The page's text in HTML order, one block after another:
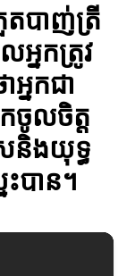
តបាញ់ត្រី
នកត្រូវ
នកជា
កចូលចិត្ត
និងយុទ្ធ
បាន។